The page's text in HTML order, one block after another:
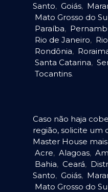
Santo, Goiás,
Mato Grosso do
Paraíba,
Rio de Janeiro,
Rondônia,
Santa Catarina,
Tocantins.
Caso não haja
região, solicite um
Master House
Acre, Alagoas,
Bahia, Ceará,
Santo, Goiás,
Mato Grosso do